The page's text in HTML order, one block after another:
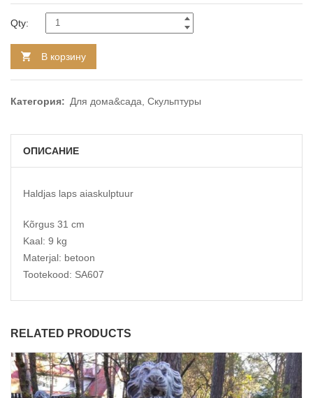
Qty:
В корзину
Категория: Для дома&сада Скульптуры
ОПИСАНИЕ
Haldjas laps aiaskulptuur
Kõrgus 31 cm
Kaal: 9 kg
Materjal: betoon
Tootekood: SA607
RELATED PRODUCTS